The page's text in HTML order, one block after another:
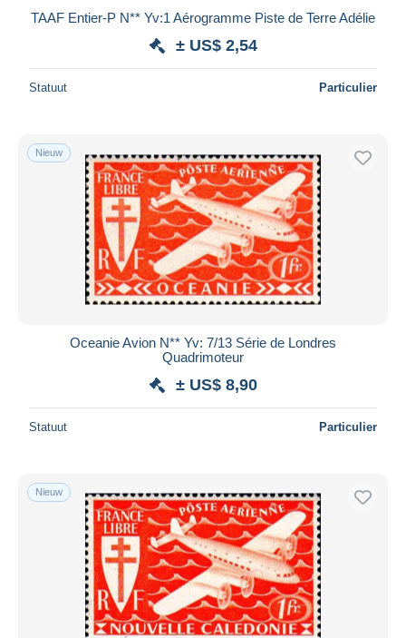
TAAF Entier-P N** Yv:1 Aérogramme Piste de Terre Adélie
± US$ 2,54
Statuut Particulier
Nieuw
Oceanie Avion N** Yv: 7/13 Série de Londres
Quadrimoteur
± US$ 8,90
Statuut Particulier
Nieuw